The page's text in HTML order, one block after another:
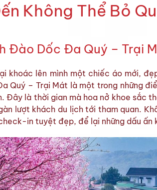
Không Thể Bỏ
Đào Dốc Đa Quý – Trại
khoác lên mình một chiếc áo mới,
Quý – Trại Mát là một trong những
Đây là thời gian mà hoa nở khoe sắc
lượt khách du lịch tới tham quan.
in tuyệt đẹp, để lại những dấu ấn